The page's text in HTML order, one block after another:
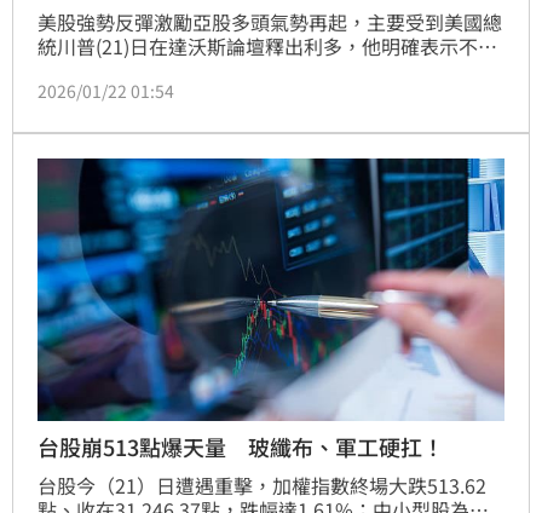
美股強勢反彈激勵亞股多頭氣勢再起，主要受到美國總
統川普(21)日在達沃斯論壇釋出利多，他明確表示不會
稅，引發市場風險趨避情緒降溫，道瓊指數暴漲近600
流股市。台股今（22）日多頭火力全開，加權指數終場
大漲499.71點，收在31,746.08點，漲幅達1.60%，盤
中更一度攻上31,896點、刷新波段新高，成交金額爆出
7,910億元。櫃買指數同步走強，上漲4.66點、收
297.82點，漲幅1.59%，成交金額達2,127億元，反映
中小型股表現同樣活躍。
2026/01/22 01:54
台股崩513點爆天量 玻纖布、軍工硬扛！
台股今（21）日遭遇重擊，加權指數終場大跌513.62